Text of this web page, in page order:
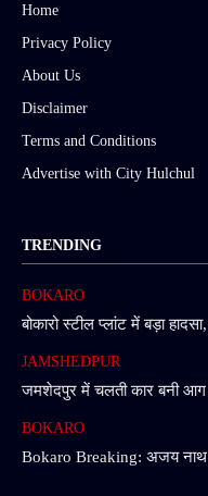
Home
Privacy Policy
About Us
Disclaimer
Terms and Conditions
Advertise with City Hulchul
TRENDING
BOKARO
बोकारो स्टील प्लांट में बड़ा
JAMSHEDPUR
जमशेदपुर में चलती कार बनी आग
BOKARO
Bokaro Breaking: अजय नाथ